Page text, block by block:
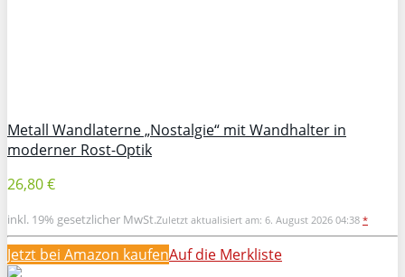
Metall Wandlaterne „Nostalgie“ mit Wandhalter in
moderner Rost-Optik
26,80 €
inkl. 19% gesetzlicher MwSt.Zuletzt aktualisiert am: 6. August 2026 04:38 *
Jetzt bei Amazon kaufenAuf die Merkliste